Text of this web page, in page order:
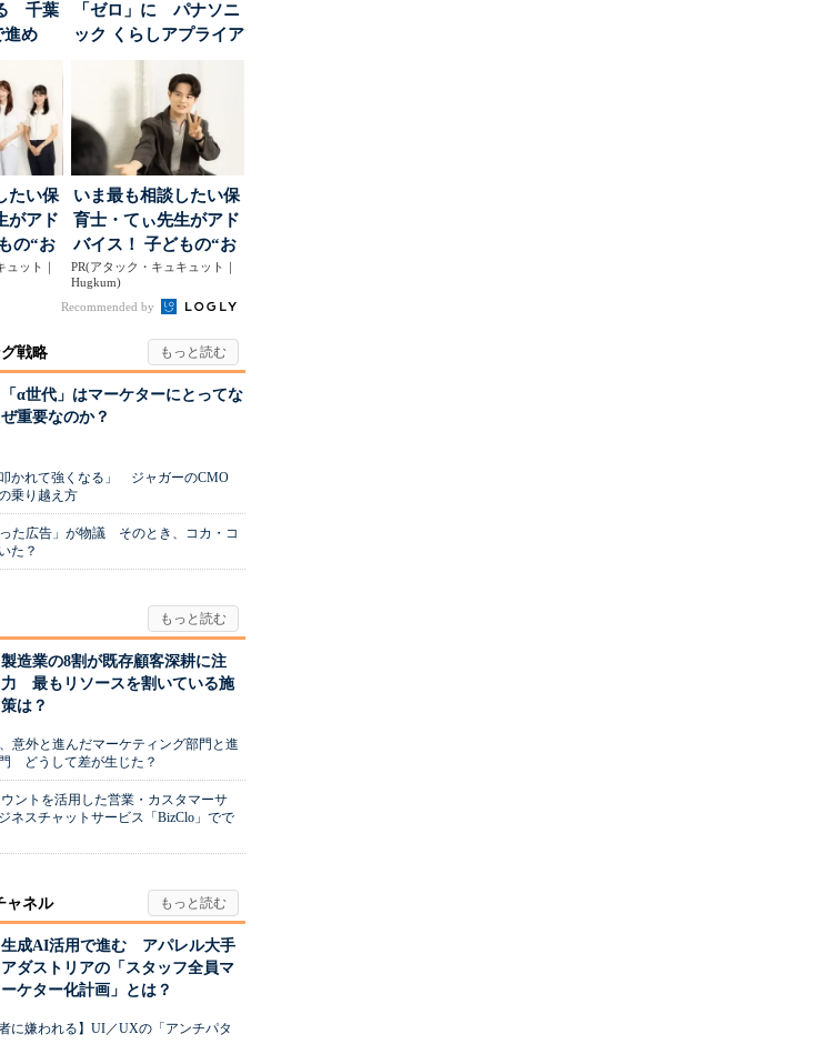
千葉
進め
「ゼロ」に パナソニ
ック くらしアプライア
ンス社が挑んだVo...
たい保
がアド
の“お
ん...
ュット｜
いま最も相談したい保
育士・てぃ先生がアド
バイス！ 子どもの“お
てつだい”に、どん...
PR(アタック・キュキュット｜
Hugkum)
Recommended by
戦略
「α世代」はマーケターにとってな
ぜ重要なのか？
叩かれて強くなる」 ジャガーのCMO
乗り越え方
った広告」が物議 そのとき、コカ・コ
た？
製造業の8割が既存顧客深耕に注
力 最もリソースを割いている施
策は？
意外と進んだマーケティング部門と進
どうして差が生じた？
ントを活用した営業・カスタマーサ
ネスチャットサービス「BizClo」でで
ャネル
生成AI活用で進む アパレル大手
アダストリアの「スタッフ全員マ
ーケター化計画」とは？
に嫌われる】UI／UXの「アンチパタ